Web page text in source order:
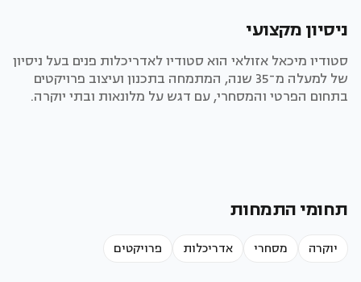
ניסיון מקצועי
סטודיו מיכאל אזולאי הוא סטודיו לאדריכלות פנים בעל ניסיון
של למעלה מ־35 שנה, המתמחה בתכנון ועיצוב פרויקטים
בתחום הפרטי והמסחרי, עם דגש על מלונאות ובתי יוקרה.
תחומי התמחות
יוקרה מסחרי אדריכלות פרויקטים